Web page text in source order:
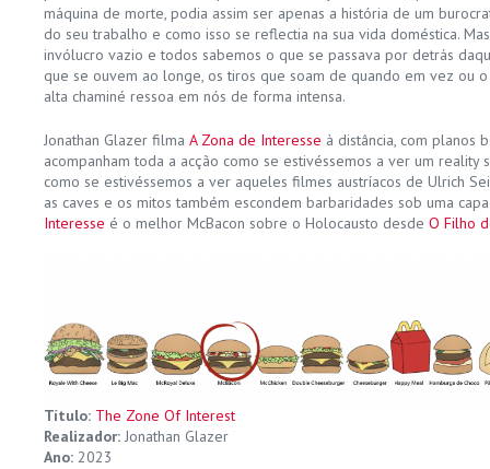
máquina de morte, podia assim ser apenas a história de um
do seu trabalho e como isso se reflectia na sua vida doméstica.
invólucro vazio e todos sabemos o que se passava por detrás
que se ouvem ao longe, os tiros que soam de quando em vez ou
alta chaminé ressoa em nós de forma intensa.
Jonathan Glazer filma A Zona de Interesse à distância, com planos
acompanham toda a acção como se estivéssemos a ver um reality
como se estivéssemos a ver aqueles filmes austríacos de Ulrich
as caves e os mitos também escondem barbaridades sob uma
Interesse é o melhor McBacon sobre o Holocausto desde O Filho
Título: The Zone Of Interest
Realizador: Jonathan Glazer
Ano: 2023